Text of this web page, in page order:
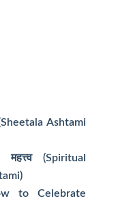
Ashtami
(Spiritual
to Celebrate